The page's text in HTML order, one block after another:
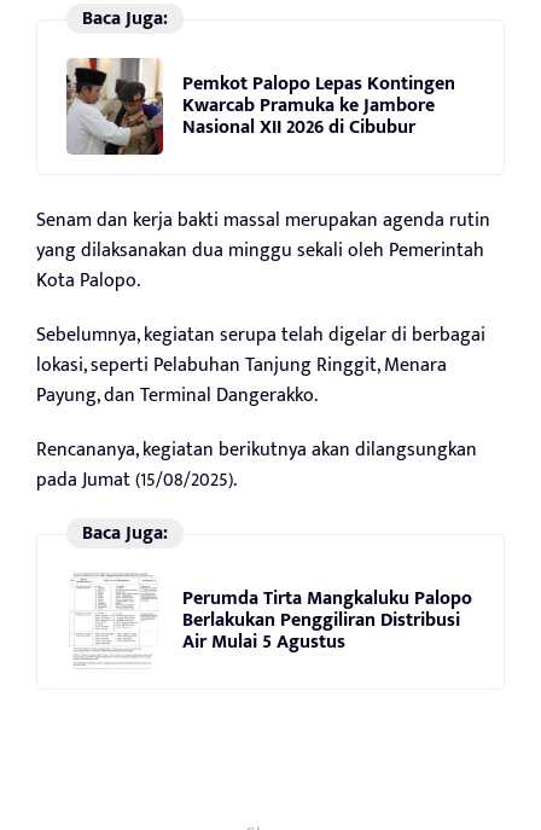
Baca Juga:
Pemkot Palopo Lepas Kontingen
Kwarcab Pramuka ke Jambore
Nasional XII 2026 di Cibubur
Senam dan kerja bakti massal merupakan agenda rutin
yang dilaksanakan dua minggu sekali oleh Pemerintah
Kota Palopo.
Sebelumnya, kegiatan serupa telah digelar di berbagai
lokasi, seperti Pelabuhan Tanjung Ringgit, Menara
Payung, dan Terminal Dangerakko.
Rencananya, kegiatan berikutnya akan dilangsungkan
pada Jumat (15/08/2025).
Baca Juga:
Perumda Tirta Mangkaluku Palopo
Berlakukan Penggiliran Distribusi
Air Mulai 5 Agustus